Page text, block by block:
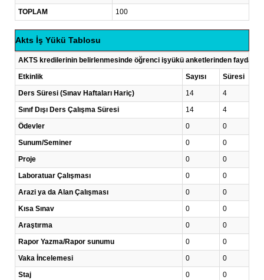
TOPLAM
100
Akts İş Yükü Tablosu
AKTS kredilerinin belirlenmesinde öğrenci işyükü anketlerinden
Etkinlik
Sayısı Süresi
Ders Süresi (Sınav Haftaları Hariç)
14 4
Sınıf Dışı Ders Çalışma Süresi
14 4
Ödevler
0 0
Sunum/Seminer
0 0
Proje
0 0
Laboratuar Çalışması
0 0
Arazi ya da Alan Çalışması
0 0
Kısa Sınav
0 0
Araştırma
0 0
Rapor Yazma/Rapor sunumu
0 0
Vaka İncelemesi
0 0
Staj
0 0